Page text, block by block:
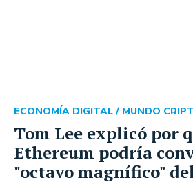
Tom Lee explicó por
Ethereum podría
"octavo magnífico"
ECONOMÍA DIGITAL / MUNDO